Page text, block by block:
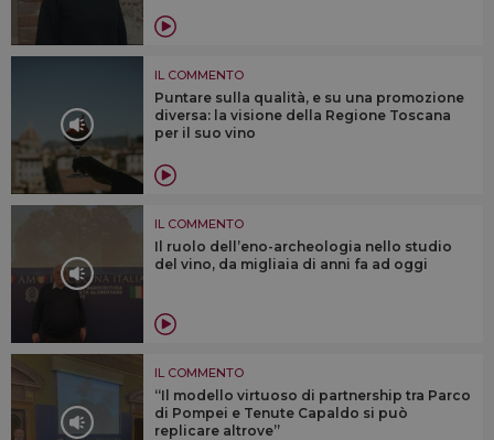
IL COMMENTO
Puntare sulla qualità, e su una promozione
diversa: la visione della Regione Toscana
per il suo vino
IL COMMENTO
Il ruolo dell’eno-archeologia nello studio
del vino, da migliaia di anni fa ad oggi
IL COMMENTO
“Il modello virtuoso di partnership tra Parco
di Pompei e Tenute Capaldo si può
replicare altrove”